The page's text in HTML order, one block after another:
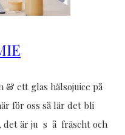
ett glas hälsojuice på
för oss så lär det bli
det är ju s å fräscht och